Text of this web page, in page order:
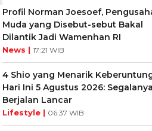
Profil Norman Joesoef,
Muda yang Disebut-sebut Bakal
Dilantik Jadi Wamenhan RI
News | 17:21 WIB
4 Shio yang Menarik
Hari Ini 5 Agustus 2026: Segalanya
Berjalan Lancar
Lifestyle | 06:37 WIB